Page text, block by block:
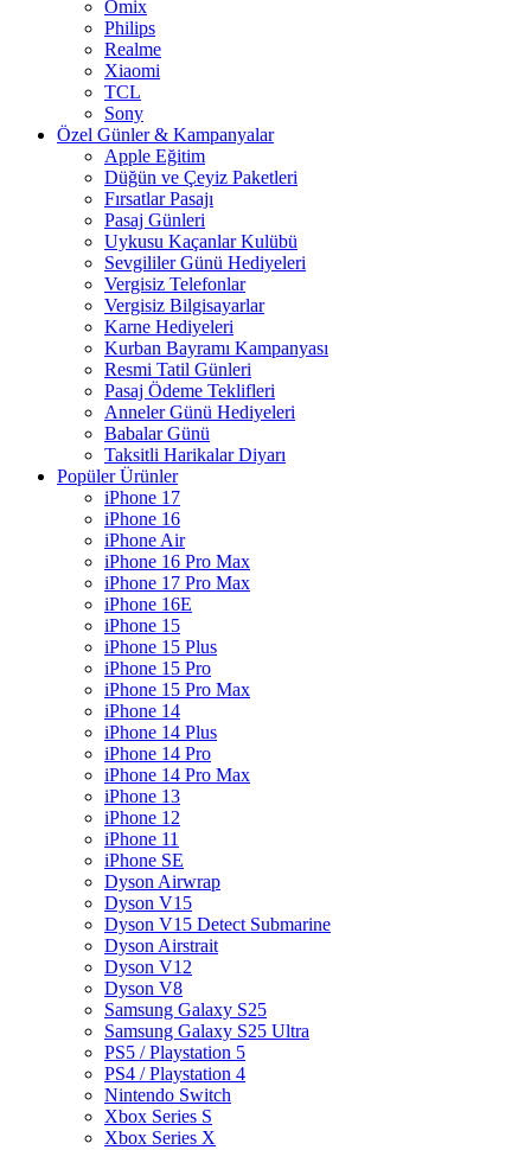
Omix
Philips
Realme
Xiaomi
TCL
Sony
Özel Günler & Kampanyalar
Apple Eğitim
Düğün ve Çeyiz Paketleri
Fırsatlar Pasajı
Pasaj Günleri
Uykusu Kaçanlar Kulübü
Sevgililer Günü Hediyeleri
Vergisiz Telefonlar
Vergisiz Bilgisayarlar
Karne Hediyeleri
Kurban Bayramı Kampanyası
Resmi Tatil Günleri
Pasaj Ödeme Teklifleri
Anneler Günü Hediyeleri
Babalar Günü
Taksitli Harikalar Diyarı
Popüler Ürünler
iPhone 17
iPhone 16
iPhone Air
iPhone 16 Pro Max
iPhone 17 Pro Max
iPhone 16E
iPhone 15
iPhone 15 Plus
iPhone 15 Pro
iPhone 15 Pro Max
iPhone 14
iPhone 14 Plus
iPhone 14 Pro
iPhone 14 Pro Max
iPhone 13
iPhone 12
iPhone 11
iPhone SE
Dyson Airwrap
Dyson V15
Dyson V15 Detect Submarine
Dyson Airstrait
Dyson V12
Dyson V8
Samsung Galaxy S25
Samsung Galaxy S25 Ultra
PS5 / Playstation 5
PS4 / Playstation 4
Nintendo Switch
Xbox Series S
Xbox Series X